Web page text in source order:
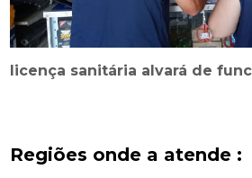
licença sanitária alvará de
Regiões onde a atende :